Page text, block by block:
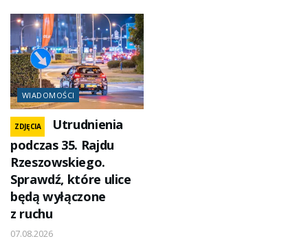
WIADOMOŚCI
ZDJĘCIA
Utrudnienia
podczas 35. Rajdu
Rzeszowskiego.
Sprawdź, które ulice
będą wyłączone
z ruchu
07.08.2026